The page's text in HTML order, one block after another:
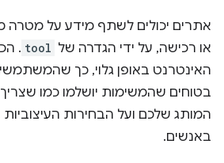
אתרים יכולים לשתף מידע על מטרה
או רכישה, על ידי הגדרה של tool
.
האינטרנט באופן גלוי, כך
בטוחים שהמשימות יושלמו כמו
המותג שלכם ועל הבחירות
באנשים.